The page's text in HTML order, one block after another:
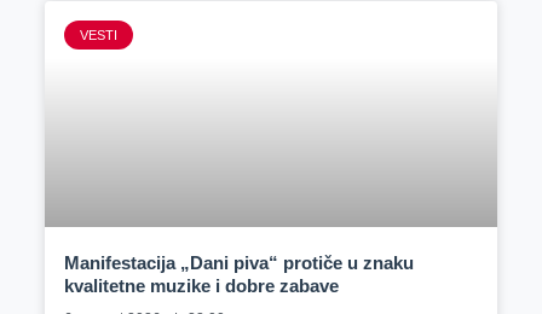
VESTI
Manifestacija „Dani piva“ protiče u znaku
kvalitetne muzike i dobre zabave